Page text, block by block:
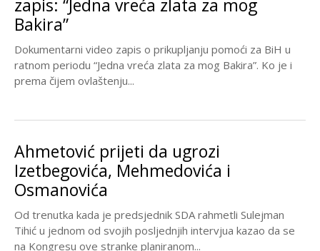
zapis: “Jedna vreća zlata za mog
Bakira”
Dokumentarni video zapis o prikupljanju pomoći za BiH u
ratnom periodu “Jedna vreća zlata za mog Bakira”. Ko je i
prema čijem ovlaštenju...
Ahmetović prijeti da ugrozi
Izetbegovića, Mehmedovića i
Osmanovića
Od trenutka kada je predsjednik SDA rahmetli Sulejman
Tihić u jednom od svojih posljednjih intervjua kazao da se
na Kongresu ove stranke planiranom...